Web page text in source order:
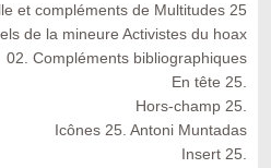
et compléments de Multitudes 25
de la mineure Activistes du hoax
02. Compléments bibliographiques
En tête 25.
Hors-champ 25.
Icônes 25. Antoni Muntadas
Insert 25.